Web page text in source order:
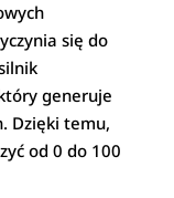
się do
generuje
Dzięki temu,
od 0 do 100